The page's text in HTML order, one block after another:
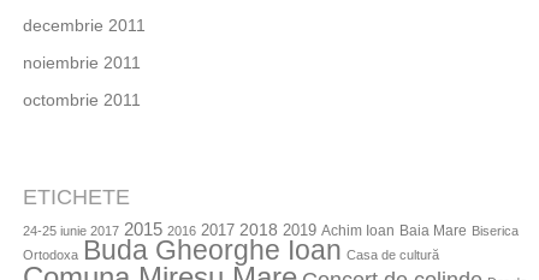
decembrie 2011
noiembrie 2011
octombrie 2011
ETICHETE
24-25 iunie 2017 2015 2016 2017 2018 2019 Achim Ioan Baia Mare Biserica
Ortodoxa
Buda Gheorghe Ioan Casa de cultură